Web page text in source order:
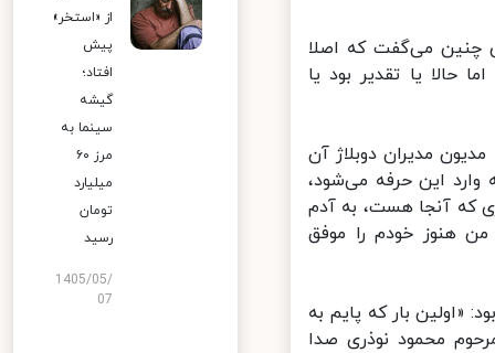
و خودش چنین می‌گفت که اصلا
یا تقدیر بود یا
مدیران دوبلاژ آن
یک دختر ۱۹ ـ ۱۸ ساله زمانی که وارد این حرفه می‌شود،
که آنجا هست، به آدم
هنوز خودم را موفق
بار که پایم به
محمود نوذری صدا
از «استخر»
پیش
افتاد؛
گیشه
سینما به
مرز ۶۰
میلیارد
تومان
رسید
1405/05/
07